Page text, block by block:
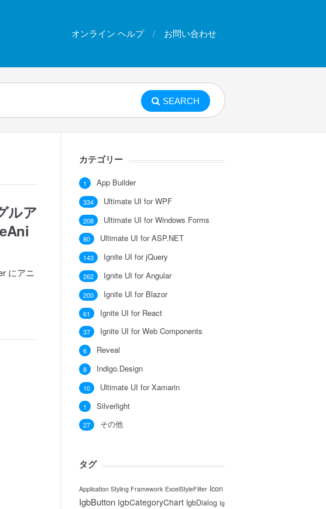
オンライン ヘルプ お問い合わせ
SEARCH
ルア
にアニ
カテゴリー
App Builder
1
Ultimate UI for WPF
334
Ultimate UI for Windows Forms
208
Ultimate UI for ASP.NET
80
Ignite UI for jQuery
143
Ignite UI for Angular
262
Ignite UI for Blazor
200
Ignite UI for React
61
Ignite UI for Web Components
37
Reveal
6
Indigo.Design
8
Ultimate UI for Xamarin
10
Silverlight
1
その他
27
タグ
Application Styling Framework ExcelStyleFilter Icon
IgbButton IgbCategoryChart IgbDialog Ig